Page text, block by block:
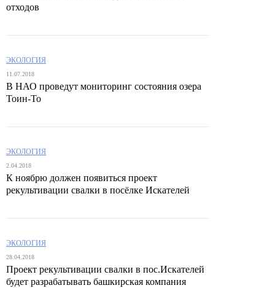
отходов
ЭКОЛОГИЯ
11.07.2018
В НАО проведут мониторинг состояния озера
Тоин-То
ЭКОЛОГИЯ
2.04.2018
К ноябрю должен появиться проект
рекультивации свалки в посёлке Искателей
ЭКОЛОГИЯ
28.04.2018
Проект рекультивации свалки в пос.Искателей
будет разрабатывать башкирская компания